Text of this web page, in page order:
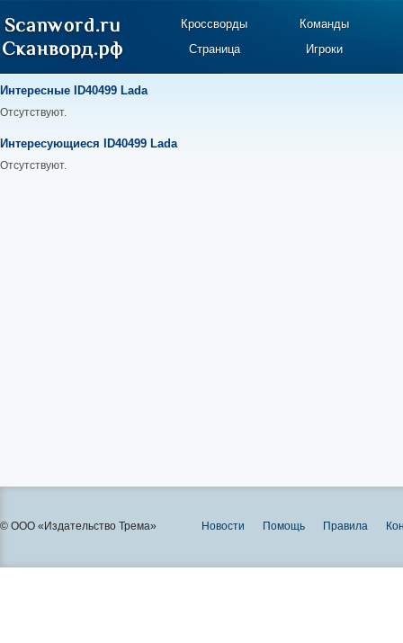
Кроссворды
Команды
Страница
Игроки
Интересные ID40499 Lada
Отсутствуют.
Интересующиеся ID40499 Lada
Отсутствуют.
© ООО «Издательство Трема» Новости Помощь Правила